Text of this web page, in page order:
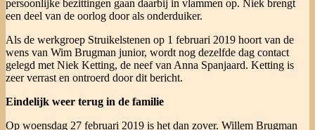
persoonlijke bezittingen gaan daarbij in vlammen op. Niek brengt
een deel van de oorlog door als onderduiker.
Als de werkgroep Struikelstenen op 1 februari 2019 hoort van de
wens van Wim Brugman junior, wordt nog dezelfde dag contact
gelegd met Niek Ketting, de neef van Anna Spanjaard. Ketting is
zeer verrast en ontroerd door dit bericht.
Eindelijk weer terug in de familie
Op woensdag 27 februari 2019 is het dan zover. Willem Brugman